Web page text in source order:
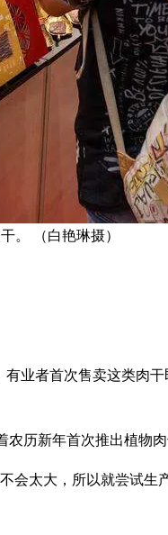
。 （白艳琳摄）
业者首次售卖这类肉
历新年首次推出植物肉
太大，所以就尝试生